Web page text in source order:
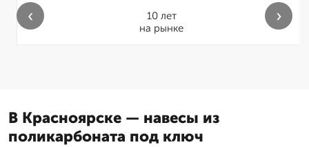
10 лет
на рынке
‹ ›
В Красноярске — навесы из
поликарбоната под ключ